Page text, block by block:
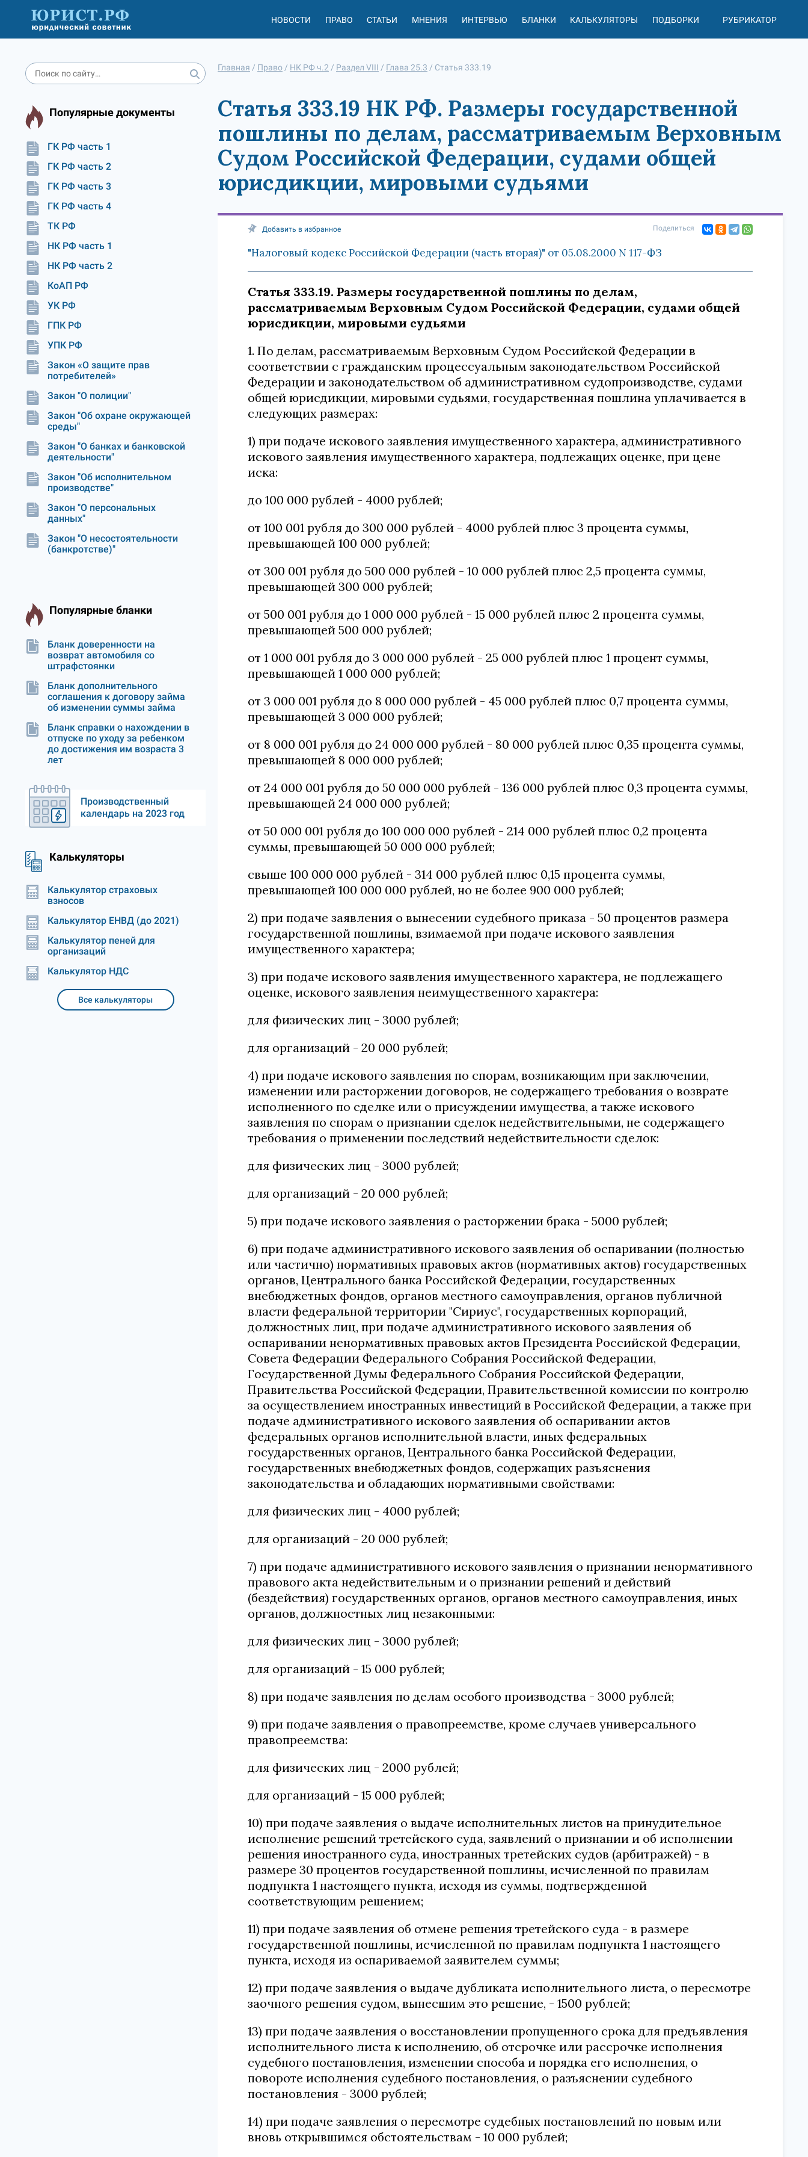
НОВОСТИ ПРАВО СТАТЬИ МНЕНИЯ ИНТЕРВЬЮ БЛАНКИ КАЛЬКУЛЯТОРЫ ПОДБОРКИ РУБРИКАТОР
Популярные документы
ГК РФ часть 1
ГК РФ часть 2
ГК РФ часть 3
ГК РФ часть 4
ТК РФ
НК РФ часть 1
НК РФ часть 2
КоАП РФ
УК РФ
ГПК РФ
УПК РФ
Закон «О защите прав
потребителей»
Закон "О полиции"
Закон "Об охране окружающей
среды"
Закон "О банках и банковской
деятельности"
Закон "Об исполнительном
производстве"
Закон "О персональных
данных"
Закон "О несостоятельности
(банкротстве)"
Популярные бланки
Бланк доверенности на
возврат автомобиля со
штрафстоянки
Бланк дополнительного
соглашения к договору займа
об изменении суммы займа
Бланк справки о нахождении в
отпуске по уходу за ребенком
до достижения им возраста 3
лет
Производственный
календарь на 2023 год
Калькуляторы
Калькулятор страховых
взносов
Калькулятор ЕНВД (до 2021)
Калькулятор пеней для
организаций
Калькулятор НДС
Все калькуляторы
Главная / Право / НК РФ ч.2 / Раздел VIII / Глава 25.3 / Статья 333.19
Статья 333.19 НК РФ. Размеры государственной
пошлины по делам, рассматриваемым Верховным
Судом Российской Федерации, судами общей
юрисдикции, мировыми судьями
Добавить в избранное Поделиться
"Налоговый кодекс Российской Федерации (часть вторая)" от 05.08.2000 N 117-ФЗ
Статья 333.19. Размеры государственной пошлины по делам,
рассматриваемым Верховным Судом Российской Федерации, судами общей
юрисдикции, мировыми судьями
1. По делам, рассматриваемым Верховным Судом Российской Федерации в
соответствии с гражданским процессуальным законодательством Российской
Федерации и законодательством об административном судопроизводстве, судами
общей юрисдикции, мировыми судьями, государственная пошлина уплачивается в
следующих размерах:
1) при подаче искового заявления имущественного характера, административного
искового заявления имущественного характера, подлежащих оценке, при цене
иска:
до 100 000 рублей - 4000 рублей;
от 100 001 рубля до 300 000 рублей - 4000 рублей плюс 3 процента суммы,
превышающей 100 000 рублей;
от 300 001 рубля до 500 000 рублей - 10 000 рублей плюс 2,5 процента суммы,
превышающей 300 000 рублей;
от 500 001 рубля до 1 000 000 рублей - 15 000 рублей плюс 2 процента суммы,
превышающей 500 000 рублей;
от 1 000 001 рубля до 3 000 000 рублей - 25 000 рублей плюс 1 процент суммы,
превышающей 1 000 000 рублей;
от 3 000 001 рубля до 8 000 000 рублей - 45 000 рублей плюс 0,7 процента суммы,
превышающей 3 000 000 рублей;
от 8 000 001 рубля до 24 000 000 рублей - 80 000 рублей плюс 0,35 процента суммы,
превышающей 8 000 000 рублей;
от 24 000 001 рубля до 50 000 000 рублей - 136 000 рублей плюс 0,3 процента суммы,
превышающей 24 000 000 рублей;
от 50 000 001 рубля до 100 000 000 рублей - 214 000 рублей плюс 0,2 процента
суммы, превышающей 50 000 000 рублей;
свыше 100 000 000 рублей - 314 000 рублей плюс 0,15 процента суммы,
превышающей 100 000 000 рублей, но не более 900 000 рублей;
2) при подаче заявления о вынесении судебного приказа - 50 процентов размера
государственной пошлины, взимаемой при подаче искового заявления
имущественного характера;
3) при подаче искового заявления имущественного характера, не подлежащего
оценке, искового заявления неимущественного характера:
для физических лиц - 3000 рублей;
для организаций - 20 000 рублей;
4) при подаче искового заявления по спорам, возникающим при заключении,
изменении или расторжении договоров, не содержащего требования о возврате
исполненного по сделке или о присуждении имущества, а также искового
заявления по спорам о признании сделок недействительными, не содержащего
требования о применении последствий недействительности сделок:
для физических лиц - 3000 рублей;
для организаций - 20 000 рублей;
5) при подаче искового заявления о расторжении брака - 5000 рублей;
6) при подаче административного искового заявления об оспаривании (полностью
или частично) нормативных правовых актов (нормативных актов) государственных
органов, Центрального банка Российской Федерации, государственных
внебюджетных фондов, органов местного самоуправления, органов публичной
власти федеральной территории "Сириус", государственных корпораций,
должностных лиц, при подаче административного искового заявления об
оспаривании ненормативных правовых актов Президента Российской Федерации,
Совета Федерации Федерального Собрания Российской Федерации,
Государственной Думы Федерального Собрания Российской Федерации,
Правительства Российской Федерации, Правительственной комиссии по контролю
за осуществлением иностранных инвестиций в Российской Федерации, а также при
подаче административного искового заявления об оспаривании актов
федеральных органов исполнительной власти, иных федеральных
государственных органов, Центрального банка Российской Федерации,
государственных внебюджетных фондов, содержащих разъяснения
законодательства и обладающих нормативными свойствами:
для физических лиц - 4000 рублей;
для организаций - 20 000 рублей;
7) при подаче административного искового заявления о признании ненормативного
правового акта недействительным и о признании решений и действий
(бездействия) государственных органов, органов местного самоуправления, иных
органов, должностных лиц незаконными:
для физических лиц - 3000 рублей;
для организаций - 15 000 рублей;
8) при подаче заявления по делам особого производства - 3000 рублей;
9) при подаче заявления о правопреемстве, кроме случаев универсального
правопреемства:
для физических лиц - 2000 рублей;
для организаций - 15 000 рублей;
10) при подаче заявления о выдаче исполнительных листов на принудительное
исполнение решений третейского суда, заявлений о признании и об исполнении
решения иностранного суда, иностранных третейских судов (арбитражей) - в
размере 30 процентов государственной пошлины, исчисленной по правилам
подпункта 1 настоящего пункта, исходя из суммы, подтвержденной
соответствующим решением;
11) при подаче заявления об отмене решения третейского суда - в размере
государственной пошлины, исчисленной по правилам подпункта 1 настоящего
пункта, исходя из оспариваемой заявителем суммы;
12) при подаче заявления о выдаче дубликата исполнительного листа, о пересмотре
заочного решения судом, вынесшим это решение, - 1500 рублей;
13) при подаче заявления о восстановлении пропущенного срока для предъявления
исполнительного листа к исполнению, об отсрочке или рассрочке исполнения
судебного постановления, изменении способа и порядка его исполнения, о
повороте исполнения судебного постановления, о разъяснении судебного
постановления - 3000 рублей;
14) при подаче заявления о пересмотре судебных постановлений по новым или
вновь открывшимся обстоятельствам - 10 000 рублей;